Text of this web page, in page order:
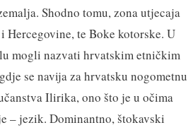
Shodno tomu, zona utjecaja
Hercegovine, te Boke kotorske. U
mogli nazvati hrvatskim etničkim
se navija za hrvatsku nogometnu
Ilirika, ono što je u očima
– jezik. Dominantno, štokavski